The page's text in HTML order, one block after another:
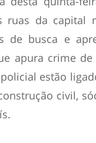
ruas da capital
de busca e
apura crime
estão
civil,